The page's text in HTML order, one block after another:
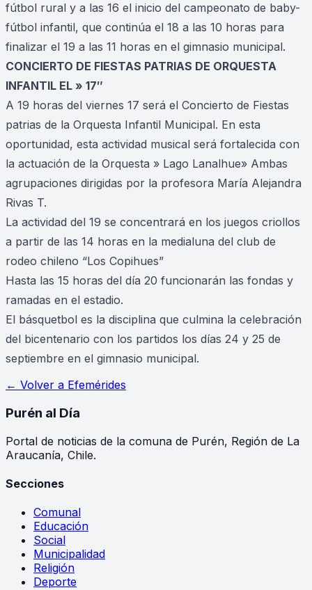
fútbol rural y a las 16 el inicio del campeonato de baby-
fútbol infantil, que continúa el 18 a las 10 horas para
finalizar el 19 a las 11 horas en el gimnasio municipal.
CONCIERTO DE FIESTAS PATRIAS DE ORQUESTA
INFANTIL EL » 17″
A 19 horas del viernes 17 será el Concierto de Fiestas
patrias de la Orquesta Infantil Municipal. En esta
oportunidad, esta actividad musical será fortalecida con
la actuación de la Orquesta » Lago Lanalhue» Ambas
agrupaciones dirigidas por la profesora María Alejandra
Rivas T.
La actividad del 19 se concentrará en los juegos criollos
a partir de las 14 horas en la medialuna del club de
rodeo chileno “Los Copihues”
Hasta las 15 horas del día 20 funcionarán las fondas y
ramadas en el estadio.
El básquetbol es la disciplina que culmina la celebración
del bicentenario con los partidos los días 24 y 25 de
septiembre en el gimnasio municipal.
← Volver a Efemérides
Purén al Día
Portal de noticias de la comuna de Purén, Región de La
Araucanía, Chile.
Secciones
Comunal
Educación
Social
Municipalidad
Religión
Deporte